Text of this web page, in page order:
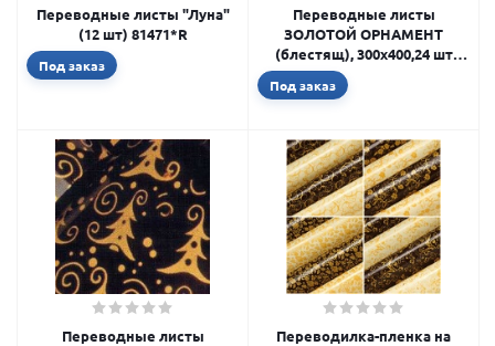
Переводные листы "Луна"
(12 шт) 81471*R
Под заказ
Переводные листы
ЗОЛОТОЙ ОРНАМЕНТ
(блестящ), 300х400,24 шт
29275
Под заказ
Переводные листы
Переводилка-пленка на